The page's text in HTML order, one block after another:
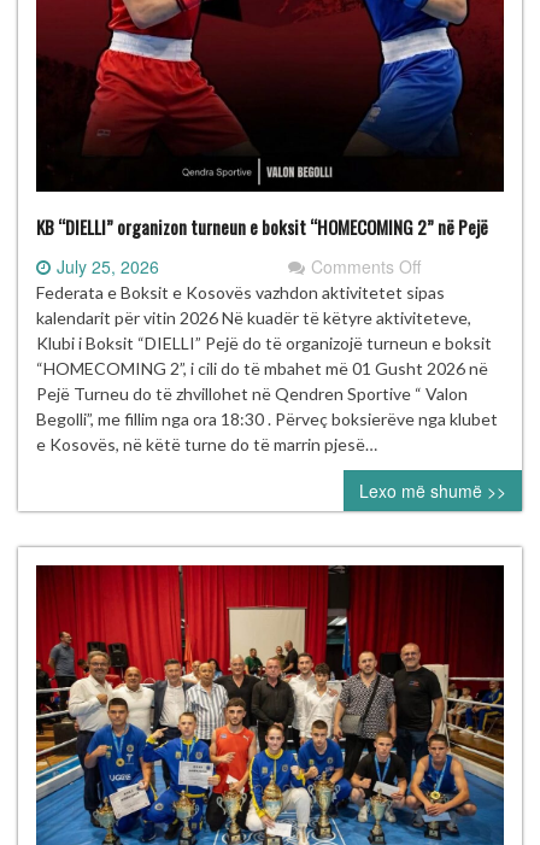
KB “DIELLI” organizon turneun e boksit “HOMECOMING 2” në Pejë
July 25, 2026 Comments Offon
KB
“DIELLI”
organizon
turneun
e
boksit
2”
në
Pejë
Federata e Boksit e Kosovës vazhdon aktivitetet sipas
kalendarit për vitin 2026 Në kuadër të këtyre aktiviteteve,
Klubi i Boksit “DIELLI” Pejë do të organizojë turneun e boksit
“HOMECOMING 2”, i cili do të mbahet më 01 Gusht 2026 në
Pejë Turneu do të zhvillohet në Qendren Sportive “ Valon
Begolli”, me fillim nga ora 18:30 . Përveç boksierëve nga klubet
e Kosovës, në këtë turne do të marrin pjesë…
Lexo më shumë >>